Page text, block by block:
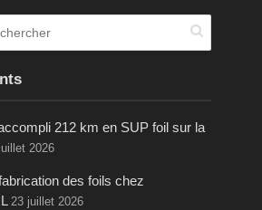
212 km en SUP foil sur la
2026
des foils chez
23 juillet 2026